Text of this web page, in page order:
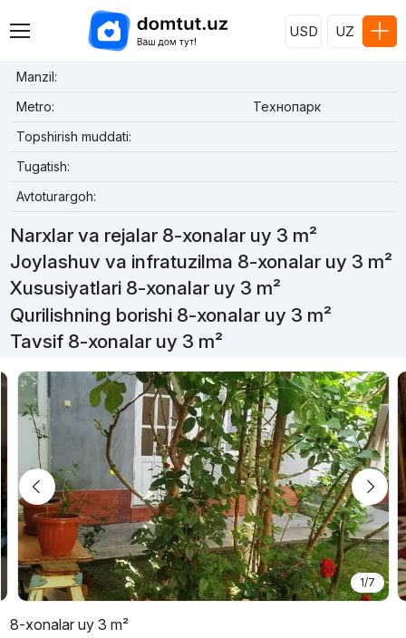
USD UZ
Manzil:
Metro:
Технопарк
Topshirish muddati:
Tugatish:
Avtoturargoh:
Narxlar va rejalar 8-xonalar uy 3 m²
Joylashuv va infratuzilma 8-xonalar uy 3 m²
Xususiyatlari 8-xonalar uy 3 m²
Qurilishning borishi 8-xonalar uy 3 m²
Tavsif 8-xonalar uy 3 m²
1/7
8-xonalar uy 3 m²